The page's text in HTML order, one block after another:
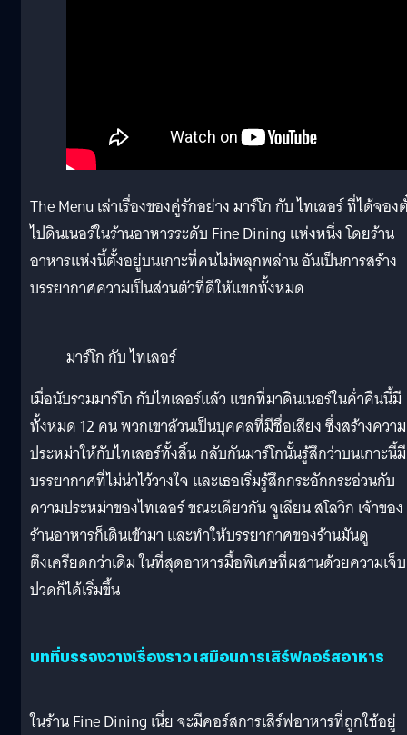
The Menu เล่าเรื่องของคู่รักอย่าง มาร์โก กับ ไทเลอร์ ที่ได้จอง
ไปดินเนอร์ในร้านอาหารระดับ Fine Dining แห่งหนึ่ง โดยร้าน
อาหารแห่งนี้ตั้งอยู่บนเกาะที่คนไม่พลุกพล่าน อันเป็นการสร้าง
บรรยากาศความเป็นส่วนตัวที่ดีให้แขกทั้งหมด
มาร์โก กับ ไทเลอร์
เมื่อนับรวมมาร์โก กับไทเลอร์แล้ว แขกที่มาดินเนอร์ในค่ำคืนนี้มี
ทั้งหมด 12 คน พวกเขาล้วนเป็นบุคคลที่มีชื่อเสียง ซึ่งสร้างความ
ประหม่าให้กับไทเลอร์ทั้งสิ้น กลับกันมาร์โกนั้นรู้สึกว่าบนเกาะนี้มี
บรรยากาศที่ไม่น่าไว้วางใจ และเธอเริ่มรู้สึกกระอักกระอ่วนกับ
ความประหม่าของไทเลอร์ ขณะเดียวกัน จูเลียน สโลวิก เจ้าของ
ร้านอาหารก็เดินเข้ามา และทำให้บรรยากาศของร้านมันดู
ตึงเครียดกว่าเดิม ในที่สุดอาหารมื้อพิเศษที่ผสานด้วยความเจ็บ
ปวดก็ได้เริ่มขึ้น
บทที่บรรจงวางเรื่องราว เสมือนการเสิร์ฟคอร์สอาหาร
ในร้าน Fine Dining เนี่ย จะมีคอร์สการเสิร์ฟอาหารที่ถูกใช้อยู่